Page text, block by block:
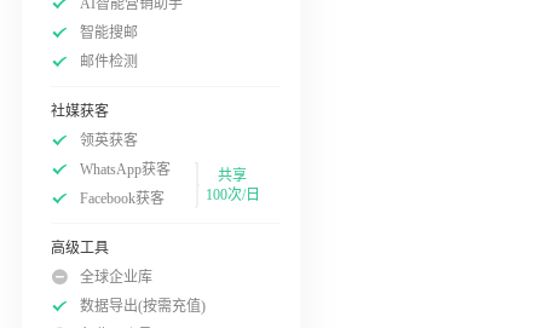
AI智能营销助手
智能搜邮
邮件检测
社媒获客
领英获客
WhatsApp获客
Facebook获客
共享
100次/日
高级工具
全球企业库
数据导出(按需充值)